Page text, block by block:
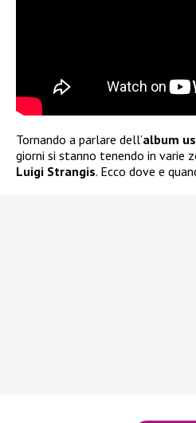
Tornando a parlare dell’album
giorni si stanno tenendo in varie
Luigi Strangis. Ecco dove e